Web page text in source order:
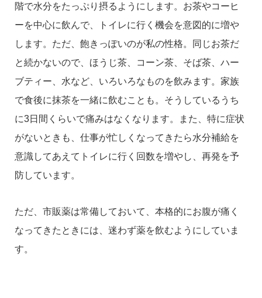
階で水分をたっぷり摂るようにします。お茶やコーヒ
ーを中心に飲んで、トイレに行く機会を意図的に増や
します。ただ、飽きっぽいのが私の性格。同じお茶だ
と続かないので、ほうじ茶、コーン茶、そば茶、ハー
ブティー、水など、いろいろなものを飲みます。家族
で食後に抹茶を一緒に飲むことも。そうしているうち
に3日間くらいで痛みはなくなります。また、特に症状
がないときも、仕事が忙しくなってきたら水分補給を
意識してあえてトイレに行く回数を増やし、再発を予
防しています。
ただ、市販薬は常備しておいて、本格的にお腹が痛く
なってきたときには、迷わず薬を飲むようにしていま
す。